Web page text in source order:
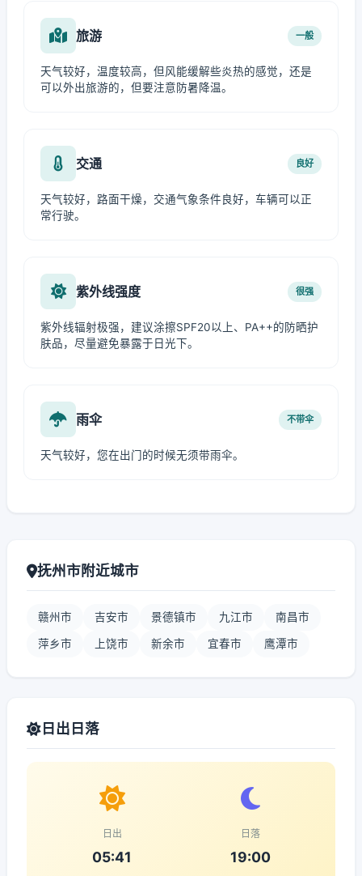
旅游 一般
天气较好，温度较高，但风能缓解些炎热的感觉，还是
可以外出旅游的，但要注意防暑降温。
交通 良好
天气较好，路面干燥，交通气象条件良好，车辆可以正
常行驶。
紫外线强度 很强
紫外线辐射极强，建议涂擦SPF20以上、PA++的防晒护
肤品，尽量避免暴露于日光下。
雨伞 不带伞
天气较好，您在出门的时候无须带雨伞。
抚州市附近城市
赣州市 吉安市 景德镇市 九江市 南昌市
萍乡市 上饶市 新余市 宜春市 鹰潭市
日出日落
日出
05:41
日落
19:00